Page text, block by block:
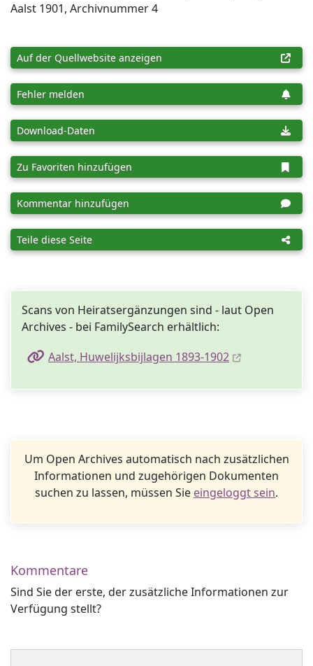
Aalst 1901, Archiv­nummer 4
Auf der Quellwebsite anzeigen
Fehler melden
Download-Daten
Zu Favoriten hinzufügen
Kommentar hinzufügen
Teile diese Seite
Scans von Heiratsergänzungen sind - laut Open
Archives - bei FamilySearch erhältlich:
Aalst, Huwelijksbijlagen 1893-1902
Um Open Archives automatisch nach zusätzlichen
Informationen und zugehörigen Dokumenten
suchen zu lassen, müssen Sie eingeloggt sein.
Kommentare
Sind Sie der erste, der zusätzliche Informationen zur
Verfügung stellt?